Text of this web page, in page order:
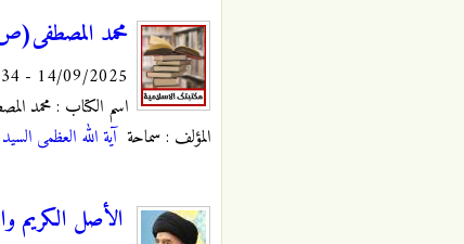
محمد
14/09/2025 - 12:34
اسم الکتاب : محمد
المؤلف : سماحة آية الله العظمى
الأصل الكريم